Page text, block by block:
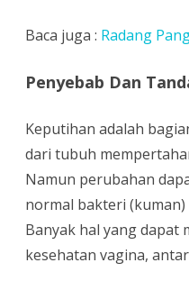
Baca juga : Radang
Penyebab Dan
Keputihan adalah
dari tubuh
Namun perubahan
normal bakteri
Banyak hal yang dapat
kesehatan vagina,